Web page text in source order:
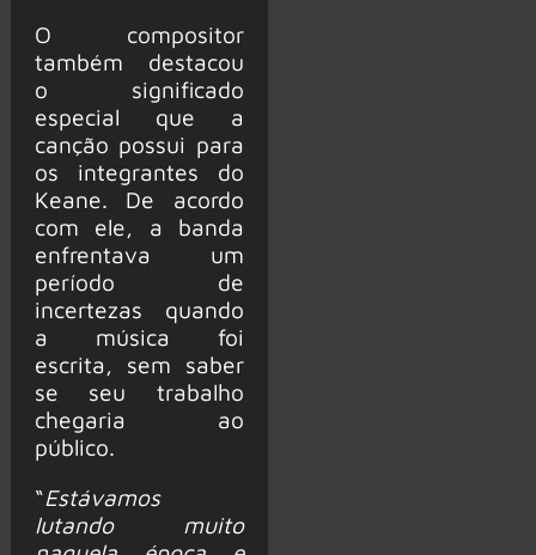
O compositor
também destacou
o significado
especial que a
canção possui para
os integrantes do
Keane. De acordo
com ele, a banda
enfrentava um
período de
incertezas quando
a música foi
escrita, sem saber
se seu trabalho
chegaria ao
público.
“Estávamos
lutando muito